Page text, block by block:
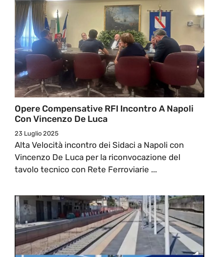
Opere Compensative RFI Incontro A Napoli
Con Vincenzo De Luca
23 Luglio 2025
Alta Velocità incontro dei Sidaci a Napoli con
Vincenzo De Luca per la riconvocazione del
tavolo tecnico con Rete Ferroviarie ...